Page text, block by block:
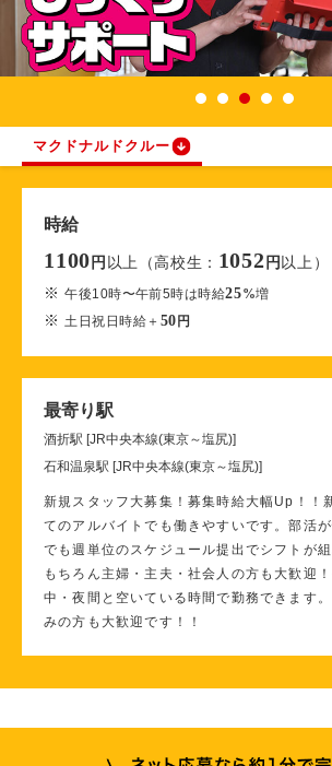
マクドナルドクルー
時給
1100 円 以上（高校生： 1052 円 以上）
※午後10時〜午前5時は時給25%増
※ 土日祝日時給＋ 50円
最寄り駅
酒折駅 [JR中央本線(東京～塩尻)]
石和温泉駅 [JR中央本線(東京～塩尻)]
新規スタッフ大募集！募集時給大幅Up！！
てのアルバイトでも働きやすいです。部活
でも週単位のスケジュール提出でシフトが組
もちろん主婦・主夫・社会人の方も大歓迎
中・夜間と空いている時間で勤務できます
みの方も大歓迎です！！